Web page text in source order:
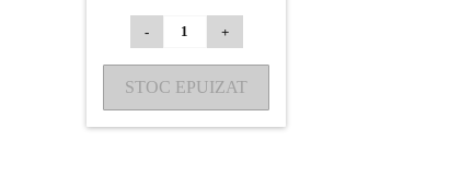
- +
STOC EPUIZAT